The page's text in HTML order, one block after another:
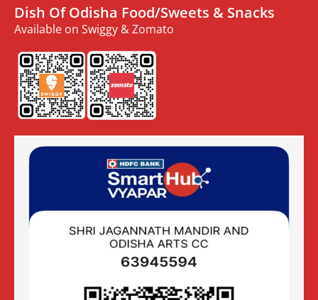
Dish Of Odisha Food/Sweets & Snacks
Available on Swiggy & Zomato